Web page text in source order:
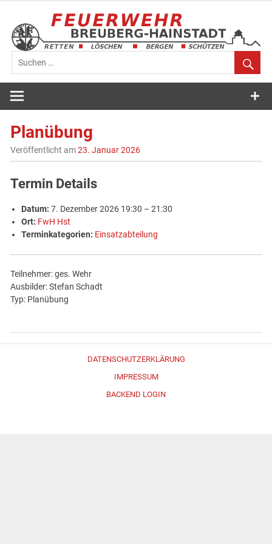
springen
Feuerwehr
Breuberg-
Planübung
Veröffentlicht am23. Januar 2026
Termin Details
Datum: 7. Dezember 2026 19:30 –21:30
Ort: FwH Hst
Terminkategorien: Einsatzabteilung
Teilnehmer: ges. Wehr
Ausbilder: Stefan Schadt
Typ: Planübung
DATENSCHUTZERKLÄRUNG
IMPRESSUM
BACKEND LOGIN